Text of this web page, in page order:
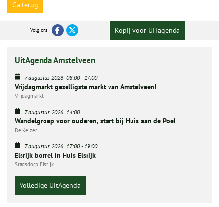
Ga terug
Volg ons Kopij voor UITagenda
UitAgenda Amstelveen
7 augustus 2026 08:00-17:00
Vrijdagmarkt gezelligste markt van Amstelveen!
Vrijdagmarkt
7 augustus 2026 14:00
Wandelgroep voor ouderen, start bij Huis aan de Poel
De Keizer
7 augustus 2026 17:00-19:00
Elsrijk borrel in Huis Elsrijk
Stadsdorp Elsrijk
Volledige UitAgenda